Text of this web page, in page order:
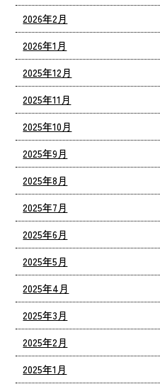
2026年2月
2026年1月
2025年12月
2025年11月
2025年10月
2025年9月
2025年8月
2025年7月
2025年6月
2025年5月
2025年4月
2025年3月
2025年2月
2025年1月